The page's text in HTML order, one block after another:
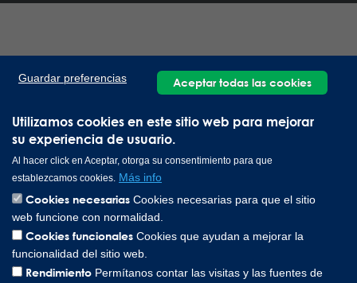
Utilizamos cookies en este sitio web para mejorar
su experiencia de usuario.
Al hacer click en Aceptar, otorga su consentimiento para que
establezcamos cookies. Más info
Cookies necesarias Cookies necesarias para que el sitio
web funcione con normalidad.
Cookies funcionales Cookies que ayudan a mejorar la
funcionalidad del sitio web.
Rendimiento Permítanos contar las visitas y las fuentes de
Guardar preferencias Aceptar todas las cookies